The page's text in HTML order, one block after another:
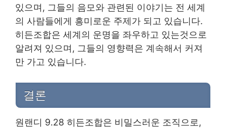
있으며, 그들의 음모와 관련된 이야기는 전 세계
의 사람들에게 흥미로운 주제가 되고 있습니다.
히든조합은 세계의 운명을 좌우하고 있는것으로
알려져 있으며, 그들의 영향력은 계속해서 커져
만 가고 있습니다.
결론
원랜디 9.28 히든조합은 비밀스러운 조직으로,